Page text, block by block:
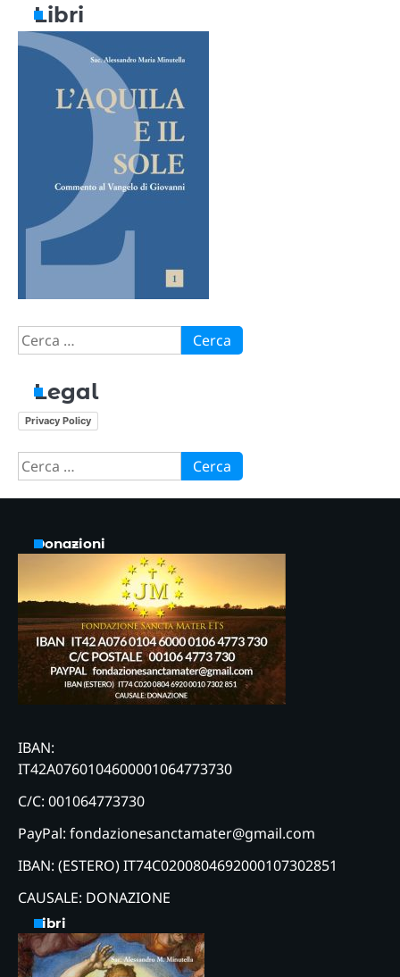
Libri
Ricerca
per:
Legal
Privacy Policy
Ricerca
per:
Donazioni
IBAN:
IT42A0760104600001064773730
C/C: 001064773730
PayPal: fondazionesanctamater@gmail.com
IBAN: (ESTERO) IT74C0200804692000107302851
CAUSALE: DONAZIONE
Libri